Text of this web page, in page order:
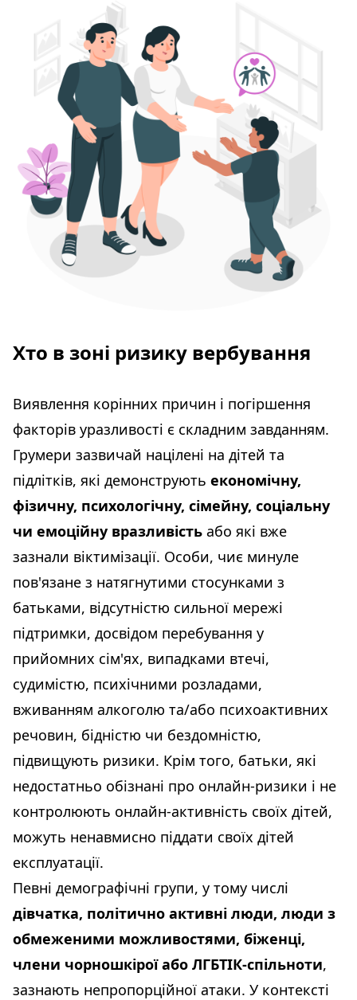
Хто в зоні ризику вербування
Виявлення корінних причин і погіршення
факторів уразливості є складним завданням.
Грумери зазвичай націлені на дітей та
підлітків, які демонструють економічну,
фізичну, психологічну, сімейну, соціальну
чи емоційну вразливість або які вже
зазнали віктимізації. Особи, чиє минуле
пов'язане з натягнутими стосунками з
батьками, відсутністю сильної мережі
підтримки, досвідом перебування у
прийомних сім'ях, випадками втечі,
судимістю, психічними розладами,
вживанням алкоголю та/або психоактивних
речовин, бідністю чи бездомністю,
підвищують ризики. Крім того, батьки, які
недостатньо обізнані про онлайн-ризики і не
контролюють онлайн-активність своїх дітей,
можуть ненавмисно піддати своїх дітей
експлуатації.
Певні демографічні групи, у тому числі
дівчатка, політично активні люди, люди з
обмеженими можливостями, біженці,
члени чорношкірої або ЛГБТІК-спільноти,
зазнають непропорційної атаки. У контексті